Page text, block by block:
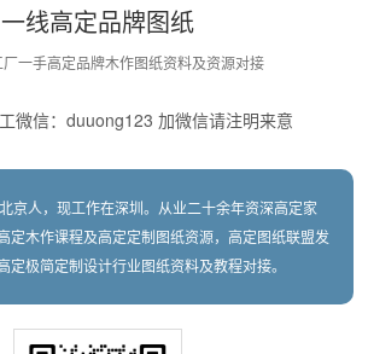
一线高定品牌图纸
一手高定品牌木作图纸资料及资源对接
微信：duuong123 加微信请注明来意
京人，现工作在深圳。从业二十余年资深高定家
定木作课程及高定定制图纸资源，高定图纸联盟发
定极简定制设计行业图纸资料及教程对接。